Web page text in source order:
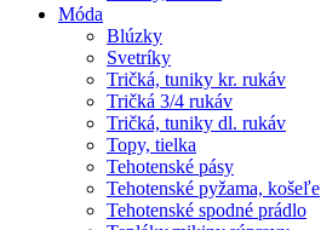
Móda
Blúzky
Svetríky
Tričká, tuniky kr. rukáv
Tričká 3/4 rukáv
Tričká, tuniky dl. rukáv
Topy, tielka
Tehotenské pásy
Tehotenské pyžama, košeľe
Tehotenské spodné prádlo